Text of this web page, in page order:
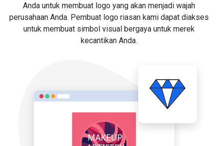
Anda untuk membuat logo yang akan menjadi wajah
perusahaan Anda. Pembuat logo riasan kami dapat diakses
untuk membuat simbol visual bergaya untuk merek
kecantikan Anda.